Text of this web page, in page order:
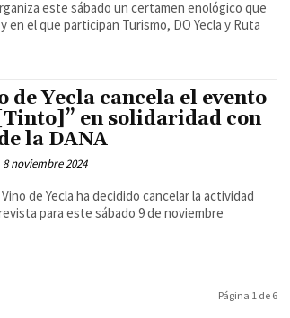
este sábado un certamen enológico que
en el que participan Turismo, DO Yecla y Ruta
de Yecla cancela el evento
en solidaridad con
la DANA
8 noviembre 2024
de Yecla ha decidido cancelar la actividad
para este sábado 9 de noviembre
Página 1 de 6